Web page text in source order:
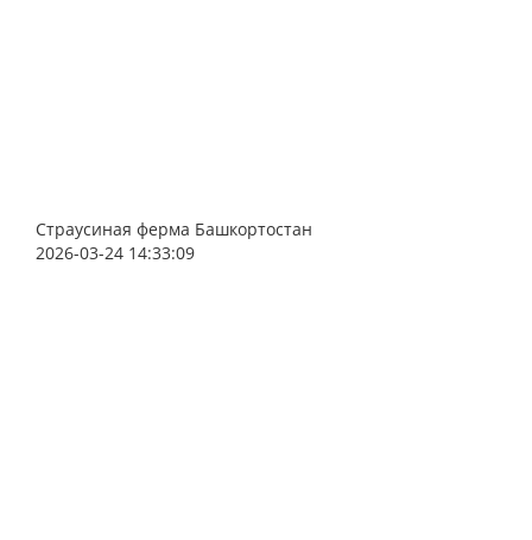
Страусиная ферма Башкортостан
2026-03-24 14:33:09